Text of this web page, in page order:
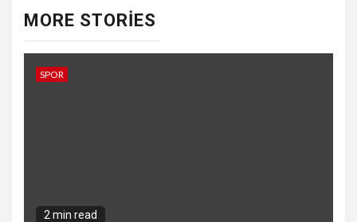
MORE STORIES
SPOR
2 min read